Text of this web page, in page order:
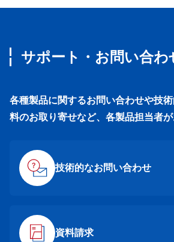
サポート・お問い合わ
各種製品に関するお問い合わせや技
料のお取り寄せなど、各製品担当者が
技術的なお問い合わせ
資料請求